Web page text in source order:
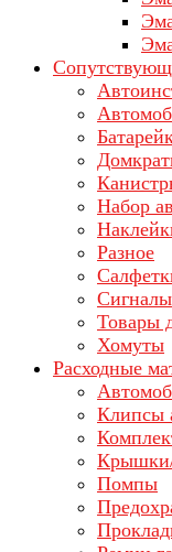
Набор
Разное
Сигналы
Товары
Хомуты
Расходные
Клипсы
Крышки/
Помпы